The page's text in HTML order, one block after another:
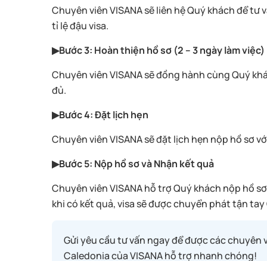
Chuyên viên VISANA sẽ liên hệ Quý khách để
tỉ lệ đậu visa.
▶Bước 3: Hoàn thiện hồ sơ (2 – 3 ngày làm việc)
Chuyên viên VISANA sẽ đồng hành cùng Quý
đủ.
▶Bước 4: Đặt lịch hẹn
Chuyên viên VISANA sẽ đặt lịch hẹn nộp hồ sơ
▶Bước 5: Nộp hồ sơ và Nhận kết quả
Chuyên viên VISANA hỗ trợ Quý khách nộp hồ
khi có kết quả, visa sẽ được chuyển phát tận tay
Gửi yêu cầu tư vấn ngay để được các chuyên
Caledonia của VISANA hỗ trợ nhanh chóng!